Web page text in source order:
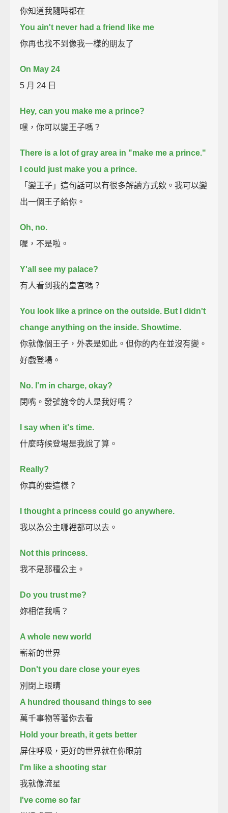
你知道我隨時都在
You ain't never had a friend like me
你再也找不到像我一樣的朋友了
On May 24
5 月 24 日
Hey, can you make me a prince?
嘿，你可以變王子嗎？
There is a lot of gray area in "make me a prince."
I could just make you a prince.
「變王子」這句話可以有很多解讀方式欸。我可以變
出一個王子給你。
Oh, no.
喔，不是啦。
Y'all see my palace?
有人看到我的皇宮嗎？
You look like a prince on the outside. But I didn't
change anything on the inside. Showtime.
你就像個王子，外表是如此。但你的內在並沒有變。
好戲登場。
No. I'm in charge, okay?
閉嘴。發號施令的人是我好嗎？
I say when it's time.
什麼時候登場是我說了算。
Really?
你真的要這樣？
I thought a princess could go anywhere.
我以為公主哪裡都可以去。
Not this princess.
我不是那種公主。
Do you trust me?
妳相信我嗎？
A whole new world
嶄新的世界
Don't you dare close your eyes
別閉上眼睛
A hundred thousand things to see
萬千事物等著你去看
Hold your breath, it gets better
屏住呼吸，更好的世界就在你眼前
I'm like a shooting star
我就像流星
I've come so far